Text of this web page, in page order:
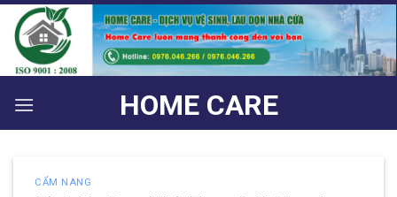
Bỏ
qua
nội
dung
HOME CARE
CẨM NANG